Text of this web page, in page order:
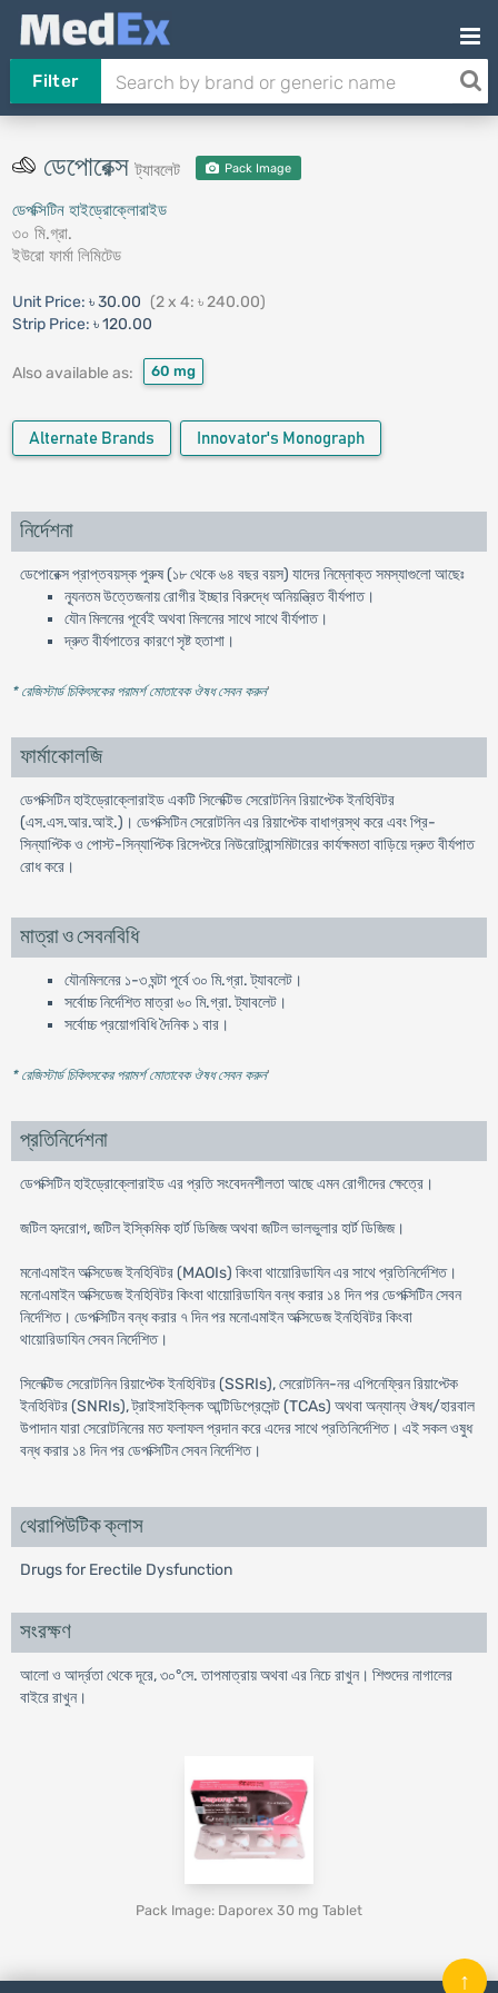
Filter
ডেপোরেক্সট্যাবলেট Pack Image
ডেপক্সিটিন হাইড্রোক্লোরাইড
৩০ মি.গ্রা.
ইউরো ফার্মা লিমিটেড
Unit Price: ৳ 30.00 (2 x 4: ৳ 240.00)
Strip Price: ৳ 120.00
Also available as: 60 mg
Alternate Brands Innovator's Monograph
নির্দেশনা
ডেপোরেক্স প্রাপ্তবয়স্ক পুরুষ (১৮ থেকে ৬৪ বছর বয়স) যাদের নিম্নোক্ত সমস্যাগুলো আছেঃ
ন্যূনতম উত্তেজনায় রোগীর ইচ্ছার বিরুদ্ধে অনিয়ন্ত্রিত বীর্যপাত।
যৌন মিলনের পূর্বেই অথবা মিলনের সাথে সাথে বীর্যপাত।
দ্রুত বীর্যপাতের কারণে সৃষ্ট হতাশা।
* রেজিস্টার্ড চিকিৎসকের পরামর্শ মোতাবেক ঔষধ সেবন করুন'
ফার্মাকোলজি
ডেপক্সিটিন হাইড্রোক্লোরাইড একটি সিলেক্টিভ সেরোটনিন রিয়াপ্টেক ইনহিবিটর
(এস.এস.আর.আই.)। ডেপক্সিটিন সেরোটনিন এর রিয়াপ্টেক বাধাগ্রস্থ করে এবং প্রি-
সিন্যাপ্টিক ও পোস্ট-সিন্যাপ্টিক রিসেপ্টরে নিউরোট্রান্সমিটারের কার্যক্ষমতা বাড়িয়ে দ্রুত বীর্যপাত
রোধ করে।
মাত্রা ও সেবনবিধি
যৌনমিলনের ১-৩ ঘন্টা পূর্বে ৩০ মি.গ্রা. ট্যাবলেট।
সর্বোচ্চ নির্দেশিত মাত্রা ৬০ মি.গ্রা. ট্যাবলেট।
সর্বোচ্চ প্রয়োগবিধি দৈনিক ১ বার।
* রেজিস্টার্ড চিকিৎসকের পরামর্শ মোতাবেক ঔষধ সেবন করুন'
প্রতিনির্দেশনা
ডেপক্সিটিন হাইড্রোক্লোরাইড এর প্রতি সংবেদনশীলতা আছে এমন রোগীদের ক্ষেত্রে।
জটিল হৃদরোগ, জটিল ইস্কিমিক হার্ট ডিজিজ অথবা জটিল ভালভুলার হার্ট ডিজিজ।
মনোএমাইন অক্সিডেজ ইনহিবিটর (MAOIs) কিংবা থায়োরিডাযিন এর সাথে প্রতিনির্দেশিত।
মনোএমাইন অক্সিডেজ ইনহিবিটর কিংবা থায়োরিডাযিন বন্ধ করার ১৪ দিন পর ডেপক্সিটিন সেবন
নির্দেশিত। ডেপক্সিটিন বন্ধ করার ৭ দিন পর মনোএমাইন অক্সিডেজ ইনহিবিটর কিংবা
থায়োরিডাযিন সেবন নির্দেশিত।
সিলেক্টিভ সেরোটনিন রিয়াপ্টেক ইনহিবিটর (SSRIs), সেরোটনিন-নর এপিনেফ্রিন রিয়াপ্টেক
ইনহিবিটর (SNRIs), ট্রাইসাইক্লিক আন্টিডিপ্রেসেন্ট (TCAs) অথবা অন্যান্য ঔষধ/হারবাল
উপাদান যারা সেরোটনিনের মত ফলাফল প্রদান করে এদের সাথে প্রতিনির্দেশিত। এই সকল ওষুধ
বন্ধ করার ১৪ দিন পর ডেপক্সিটিন সেবন নির্দেশিত।
থেরাপিউটিক ক্লাস
Drugs for Erectile Dysfunction
সংরক্ষণ
আলো ও আর্দ্রতা থেকে দূরে, ৩০°সে. তাপমাত্রায় অথবা এর নিচে রাখুন। শিশুদের নাগালের
বাইরে রাখুন।
Pack Image: Daporex 30 mg Tablet
↑